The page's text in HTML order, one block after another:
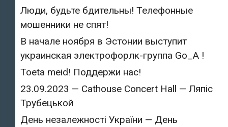
Люди, будьте бдительны! Телефонные
мошенники не спят!
В начале ноября в Эстонии выступит
украинская электрофорлк-группа Go_A !
Toeta meid! Поддержи нас!
23.09.2023 — Cathouse Concert Hall — Ляпіс
Трубецькой
День незалежності України — День